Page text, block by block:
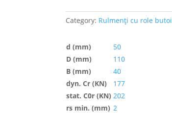
Category: Rulmenți cu role butoi
d (mm)
50
D (mm)
110
B (mm)
40
dyn. Cr (KN)
177
stat. C0r (KN) 202
rs min. (mm) 2